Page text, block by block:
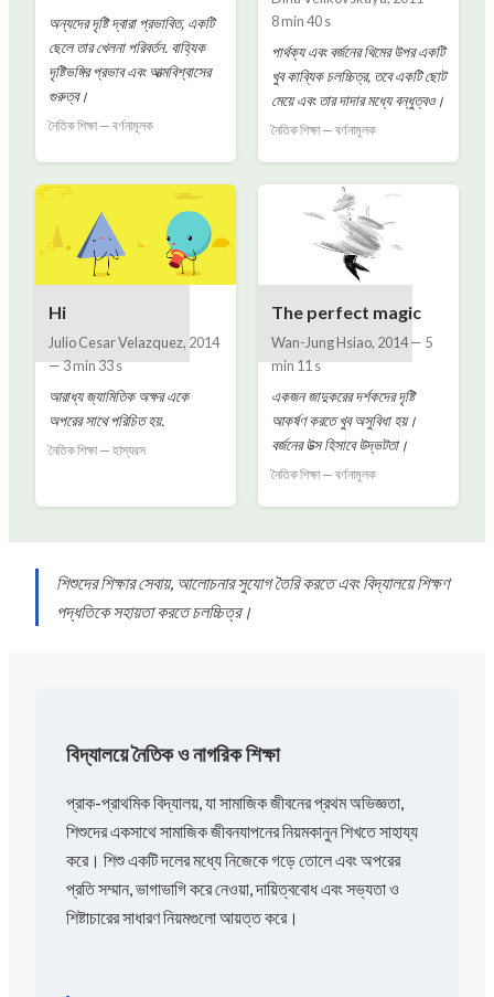
অন্যদের দৃষ্টি দ্বারা প্রভাবিত, একটি
ছেলে তার খেলনা পরিবর্তন. বাহ্যিক
দৃষ্টিভঙ্গির প্রভাব এবং আত্মবিশ্বাসের
গুরুত্ব।
নৈতিক শিক্ষা — বর্ণনামূলক
8 min 40 s
পার্থক্য এবং বর্জনের থিমের উপর একটি
খুব কাব্যিক চলচ্চিত্র, তবে একটি ছোট
মেয়ে এবং তার দাদার মধ্যে বন্ধুত্বও।
নৈতিক শিক্ষা — বর্ণনামূলক
Hi
Julio Cesar Velazquez, 2014
—3 min 33 s
আরাধ্য জ্যামিতিক অক্ষর একে
অপরের সাথে পরিচিত হয়.
নৈতিক শিক্ষা — হাস্যরস
The perfect magic
Wan-Jung Hsiao, 2014— 5
min 11 s
একজন জাদুকরের দর্শকদের দৃষ্টি
আকর্ষণ করতে খুব অসুবিধা হয়।
বর্জনের উত্স হিসাবে উদ্ভটতা।
নৈতিক শিক্ষা — বর্ণনামূলক
শিশুদের শিক্ষার সেবায়, আলোচনার সুযোগ তৈরি করতে এবং বিদ্যালয়ে শিক্ষণ
পদ্ধতিকে সহায়তা করতে চলচ্চিত্র।
বিদ্যালয়ে নৈতিক ও নাগরিক শিক্ষা
প্রাক-প্রাথমিক বিদ্যালয়, যা সামাজিক জীবনের প্রথম অভিজ্ঞতা,
শিশুদের একসাথে সামাজিক জীবনযাপনের নিয়মকানুন শিখতে সাহায্য
করে। শিশু একটি দলের মধ্যে নিজেকে গড়ে তোলে এবং অপরের
প্রতি সম্মান, ভাগাভাগি করে নেওয়া, দায়িত্ববোধ এবং সভ্যতা ও
শিষ্টাচারের সাধারণ নিয়মগুলো আয়ত্ত করে।